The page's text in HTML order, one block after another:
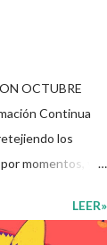
OCTUBRE
Continua
los
momentos, y
Desde la
con la
LEER»